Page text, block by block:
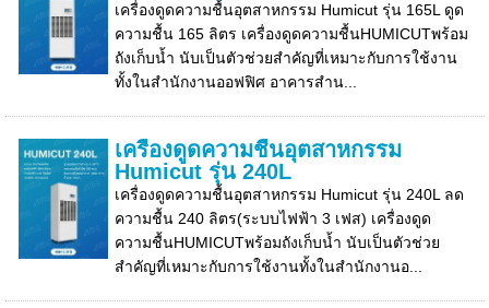
เครื่องดูดความชื้นอุตสาหกรรม Humicut รุ่น 165L ดูด
ความชื้น 165 ลิตร เครื่องดูดความชื้นHUMICUTพร้อม
ถังเก็บน้ำ นับเป็นตัวช่วยสำคัญที่เหมาะกับการใช้งาน
ทั้งในสำนักงานออฟฟิศ อาคารสำน...
เครื่องดูดความชื้นอุตสาหกรรม
Humicut รุ่น 240L
เครื่องดูดความชื้นอุตสาหกรรม Humicut รุ่น 240L ลด
ความชื้น 240 ลิตร(ระบบไฟฟ้า 3 เฟส) เครื่องดูด
ความชื้นHUMICUTพร้อมถังเก็บน้ำ นับเป็นตัวช่วย
สำคัญที่เหมาะกับการใช้งานทั้งในสำนักงานอ...